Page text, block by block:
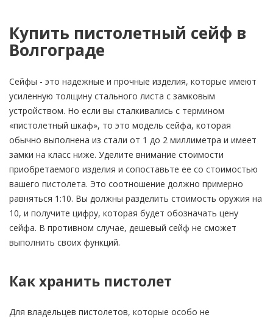
Купить пистолетный сейф в
Волгограде
Сейфы - это надежные и прочные изделия, которые имеют
усиленную толщину стального листа с замковым
устройством. Но если вы сталкивались с термином
«пистолетный шкаф», то это модель сейфа, которая
обычно выполнена из стали от 1 до 2 миллиметра и имеет
замки на класс ниже. Уделите внимание стоимости
приобретаемого изделия и сопоставьте ее со стоимостью
вашего пистолета. Это соотношение должно примерно
равняться 1:10. Вы должны разделить стоимость оружия на
10, и получите цифру, которая будет обозначать цену
сейфа. В противном случае, дешевый сейф не сможет
выполнить своих функций.
Как хранить пистолет
Для владельцев пистолетов, которые особо не